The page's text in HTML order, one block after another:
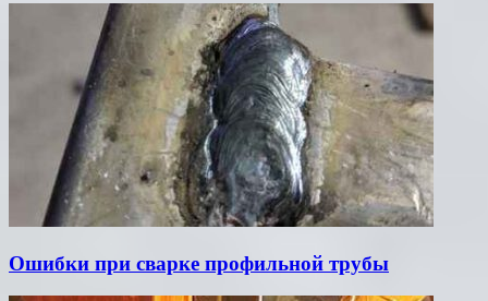
Ошибки при сварке профильной трубы